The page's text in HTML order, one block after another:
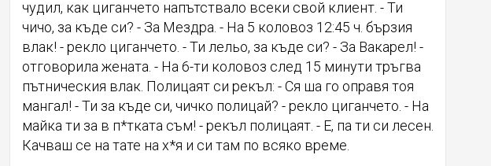
чудил, как циганчето напътствало всеки свой клиент. - Ти
чичо, за къде си? - За Мездра. - На 5 коловоз 12:45 ч. бързия
влак! - рекло циганчето. - Ти лельо, за къде си? - За Вакарел! -
отговорила жената. - На 6-ти коловоз след 15 минути тръгва
пътническия влак. Полицаят си рекъл: - Ся ша го оправя тоя
мангал! - Ти за къде си, чичко полицай? - рекло циганчето. - На
майка ти за в п*тката съм! - рекъл полицаят. - Е, па ти си лесен.
Качваш се на тате на х*я и си там по всяко време.